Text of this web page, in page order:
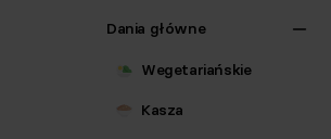
Dania główne
Wegetariańskie
Kasza